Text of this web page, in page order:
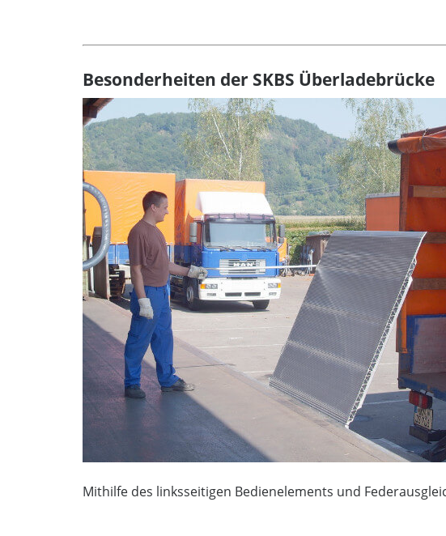
Besonderheiten der SKBS Überladebrücke
Mithilfe des linksseitigen Bedienelements und